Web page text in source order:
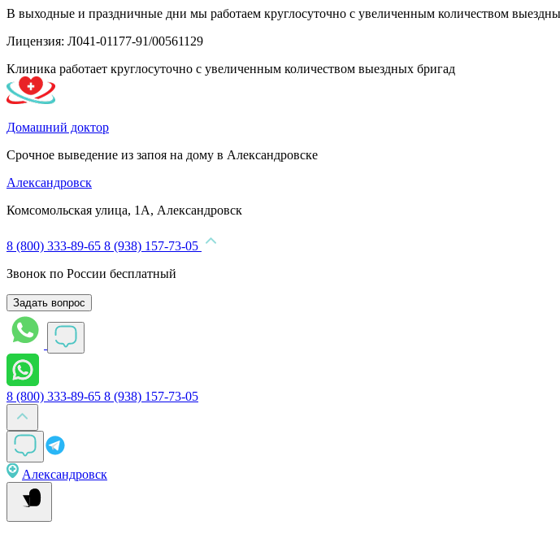
В выходные и праздничные дни мы работаем круглосуточно с увеличенным количеством
Лицензия: Л041-01177-91/00561129
Клиника работает круглосуточно с увеличенным количеством выездных бригад
Домашний доктор
Срочное выведение из запоя на дому в Александровске
Александровск
Комсомольская улица, 1А, Александровск
8 (800) 333-89-65 8 (938) 157-73-05
Звонок по России бесплатный
Задать вопрос
8 (800) 333-89-65 8 (938) 157-73-05
Александровск